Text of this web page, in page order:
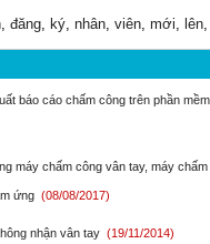
, đăng, ký, nhân, viên, mới, lên,
báo cáo chấm công trên phần
máy chấm công vân tay, máy
ứng (08/08/2017)
nhận vân tay (19/11/2014)